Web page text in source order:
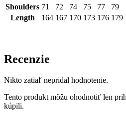
Shoulders 71 72 74 75 77 79
Length
164 167 170 173 176 179
Recenzie
Nikto zatiaľ nepridal hodnotenie.
Tento produkt môžu ohodnotiť len
kúpili.